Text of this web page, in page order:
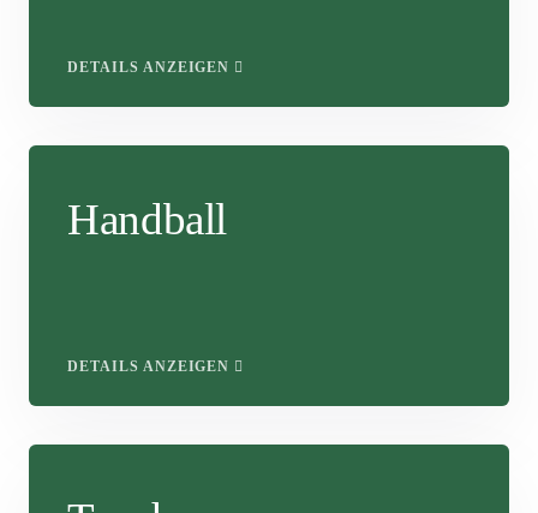
DETAILS ANZEIGEN
Handball
DETAILS ANZEIGEN